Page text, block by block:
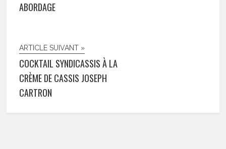
ABORDAGE
ARTICLE SUIVANT »
COCKTAIL SYNDICASSIS À LA
CRÈME DE CASSIS JOSEPH
CARTRON